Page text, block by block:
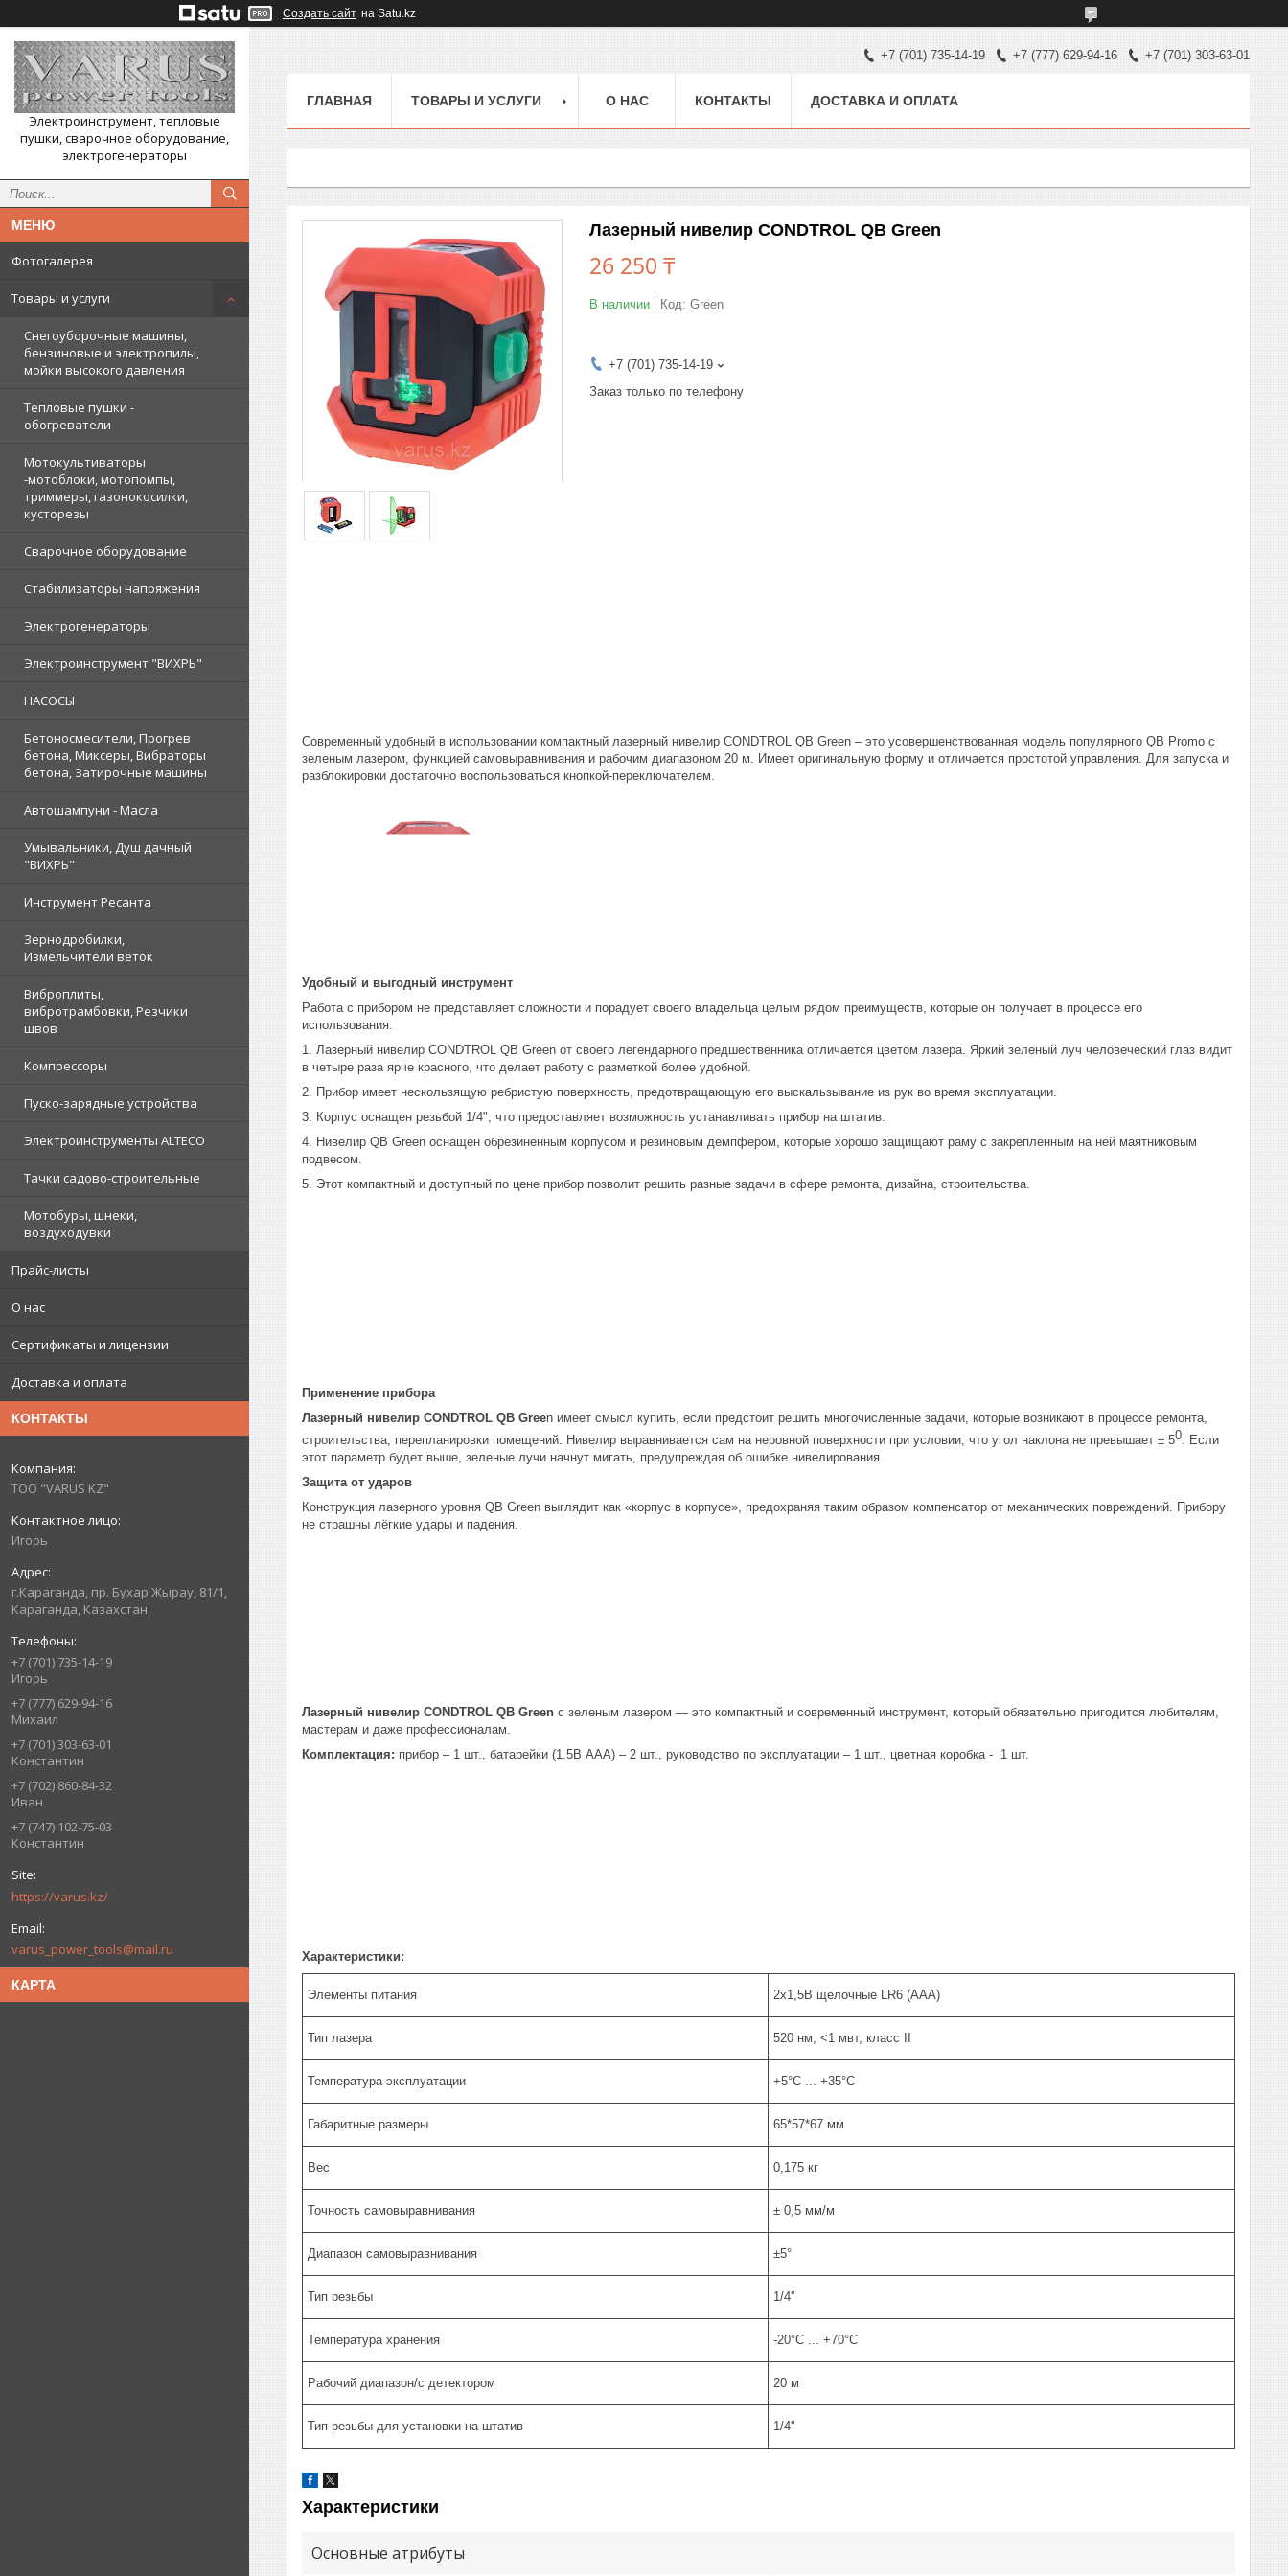
Создать сайт на Satu.kz
Электроинструмент, тепловые
пушки, сварочное оборудование,
электрогенераторы
Фотогалерея
Товары и услуги
Снегоуборочные машины,
бензиновые и электропилы,
мойки высокого давления
Тепловые пушки -
обогреватели
Мотокультиваторы
-мотоблоки, мотопомпы,
триммеры, газонокосилки,
кусторезы
Сварочное оборудование
Стабилизаторы напряжения
Электрогенераторы
Электроинструмент "ВИХРЬ"
НАСОСЫ
Бетоносмесители, Прогрев
бетона, Миксеры, Вибраторы
бетона, Затирочные машины
Автошампуни - Масла
Умывальники, Душ дачный
"ВИХРЬ"
Инструмент Ресанта
Зернодробилки,
Измельчители веток
Виброплиты,
вибротрамбовки, Резчики
швов
Компрессоры
Пуско-зарядные устройства
Электроинструменты ALTECO
Тачки садово-строительные
Мотобуры, шнеки,
воздуходувки
Прайс-листы
О нас
Сертификаты и лицензии
Доставка и оплата
КОНТАКТЫ
ТОО "VARUS KZ"
Игорь
г.Караганда, пр. Бухар Жырау, 81/1,
Караганда, Казахстан
+7 (701) 735-14-19
Игорь
+7 (777) 629-94-16
Михаил
+7 (701) 303-63-01
Константин
+7 (702) 860-84-32
Иван
+7 (747) 102-75-03
Константин
https://varus.kz/
varus_power_tools@mail.ru
КАРТА
+7 (701) 735-14-19 +7 (777) 629-94-16 +7 (701) 303-63-01
ГЛАВНАЯ ТОВАРЫ И УСЛУГИ О НАС КОНТАКТЫ ДОСТАВКА И ОПЛАТА
Лазерный нивелир CONDTROL QB Green
26 250 ₸
В наличии Код: Green
+7 (701) 735-14-19
Заказ только по телефону
Современный удобный в использовании компактный лазерный нивелир CONDTROL QB Green – это усовершенствованная модель популярного QB Promo с
зеленым лазером, функцией самовыравнивания и рабочим диапазоном 20 м. Имеет оригинальную форму и отличается простотой управления. Для запуска и
разблокировки достаточно воспользоваться кнопкой-переключателем.
Удобный и выгодный инструмент
Работа с прибором не представляет сложности и порадует своего владельца целым рядом преимуществ, которые он получает в процессе его
использования.
1. Лазерный нивелир CONDTROL QB Green от своего легендарного предшественника отличается цветом лазера. Яркий зеленый луч человеческий глаз видит
в четыре раза ярче красного, что делает работу с разметкой более удобной.
2. Прибор имеет нескользящую ребристую поверхность, предотвращающую его выскальзывание из рук во время эксплуатации.
3. Корпус оснащен резьбой 1/4", что предоставляет возможность устанавливать прибор на штатив.
4. Нивелир QB Green оснащен обрезиненным корпусом и резиновым демпфером, которые хорошо защищают раму с закрепленным на ней маятниковым
подвесом.
5. Этот компактный и доступный по цене прибор позволит решить разные задачи в сфере ремонта, дизайна, строительства.
Применение прибора
Лазерный нивелир CONDTROL QB Green имеет смысл купить, если предстоит решить многочисленные задачи, которые возникают в процессе ремонта,
строительства, перепланировки помещений. Нивелир выравнивается сам на неровной поверхности при условии, что угол наклона не превышает ± 50. Если
этот параметр будет выше, зеленые лучи начнут мигать, предупреждая об ошибке нивелирования.
Защита от ударов
Конструкция лазерного уровня QB Green выглядит как «корпус в корпусе», предохраняя таким образом компенсатор от механических повреждений. Прибору
не страшны лёгкие удары и падения.
Лазерный нивелир CONDTROL QB Green с зеленым лазером — это компактный и современный инструмент, который обязательно пригодится любителям,
мастерам и даже профессионалам.
Комплектация: прибор – 1 шт., батарейки (1.5В ААА) – 2 шт., руководство по эксплуатации – 1 шт., цветная коробка - 1 шт.
Характеристики:
Элементы питания 2x1,5B щелочные LR6 (ААА)
Тип лазера 520 нм, <1 мвт, класс II
Температура эксплуатации +5°C ... +35°C
Габаритные размеры 65*57*67 мм
Вес 0,175 кг
Точность самовыравнивания ± 0,5 мм/м
Диапазон самовыравнивания ±5°
Тип резьбы 1/4''
Температура хранения -20°C ... +70°C
Рабочий диапазон/с детектором 20 м
Тип резьбы для установки на штатив 1/4''
Характеристики
Основные атрибуты